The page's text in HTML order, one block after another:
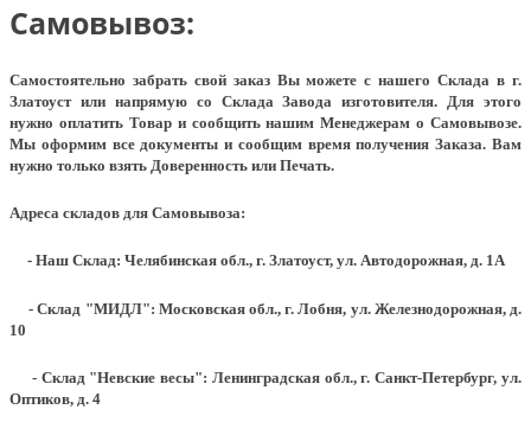
Самовывоз:
Самостоятельно забрать свой заказ Вы можете с нашего Склада в г.
Златоуст или напрямую со Склада Завода изготовителя. Для этого
нужно оплатить Товар и сообщить нашим Менеджерам о Самовывозе.
Мы оформим все документы и сообщим время получения Заказа. Вам
нужно только взять Доверенность или Печать.
Адреса складов для Самовывоза:
- Наш Склад: Челябинская обл., г. Златоуст, ул. Автодорожная, д. 1А
- Склад "МИДЛ": Московская обл., г. Лобня, ул. Железнодорожная, д.
10
- Склад "Невские весы": Ленинградская обл., г. Санкт-Петербург, ул.
Оптиков, д. 4